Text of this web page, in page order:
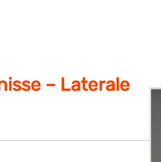
– Laterale